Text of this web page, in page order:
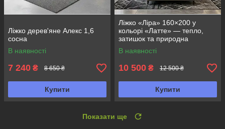
Ліжко дерев'яне Алекс 1,6
сосна
В наявності
7 240 ₴ 8 650 ₴
Купити
Ліжко «Ліра» 160×200 у
кольорі «Латте» — тепло,
затишок та природна
елегантність
В наявності
10 500 ₴ 12 500 ₴
Купити
Показати ще